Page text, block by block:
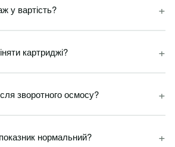
у вартість? +
картриджі? +
зворотного осмосу? +
нормальний? +